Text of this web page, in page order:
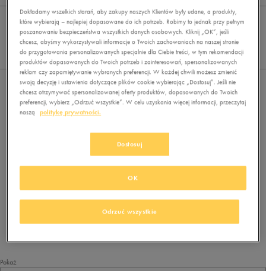
Sortuj:
REKOMENDOWANE
FILTRUJ
Pokaż
60
z 0
Nie wybrano filtrów
Brak produktów do wyświetlenia
usuń wybrane filtry
Pokaż
Dokładamy wszelkich starań, aby zakupy naszych Klientów były udane, a produkty,
które wybierają – najlepiej dopasowane do ich potrzeb. Robimy to jednak przy pełnym
poszanowaniu bezpieczeństwa wszystkich danych osobowych. Kliknij „OK”, jeśli
chcesz, abyśmy wykorzystywali informacje o Twoich zachowaniach na naszej stronie
do przygotowania personalizowanych specjalnie dla Ciebie treści, w tym rekomendacji
produktów dopasowanych do Twoich potrzeb i zainteresowań, spersonalizowanych
reklam czy zapamiętywanie wybranych preferencji. W każdej chwili możesz zmienić
swoją decyzję i ustawienia dotyczące plików cookie wybierając „Dostosuj”. Jeśli nie
chcesz otrzymywać spersonalizowanej oferty produktów, dopasowanych do Twoich
preferencji, wybierz „Odrzuć wszystkie”. W celu uzyskania więcej informacji, przeczytaj
naszą
politykę prywatności.
Dostosuj
Odrzuć wszystkie
OK